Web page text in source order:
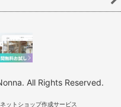
All Rights Reserved.
ネットショップ作成サービス